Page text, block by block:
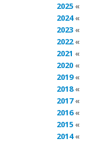
2025
2024
2023
2022
2021
2020
2019
2018
2017
2016
2015
2014